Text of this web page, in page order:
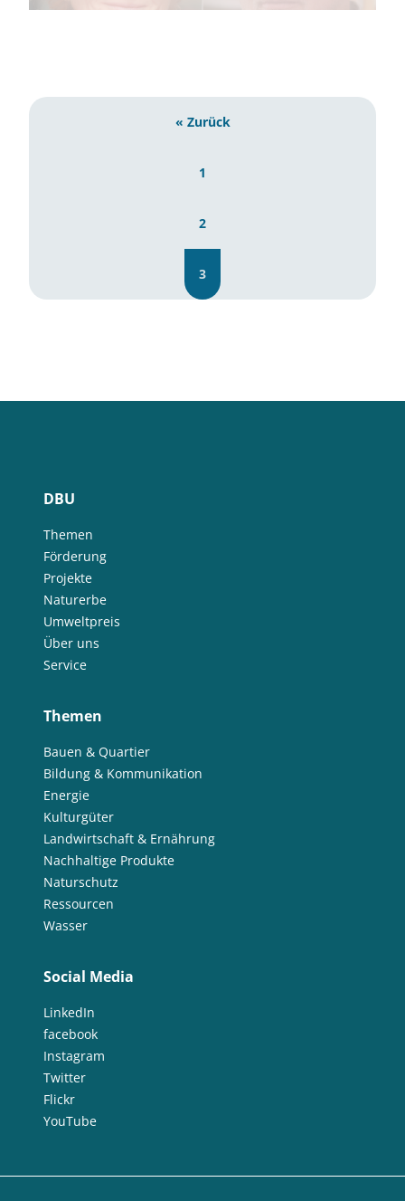
« Zurück
1
2
3
DBU
Themen
Förderung
Projekte
Naturerbe
Umweltpreis
Über uns
Service
Themen
Bauen & Quartier
Bildung & Kommunikation
Energie
Kulturgüter
Landwirtschaft & Ernährung
Nachhaltige Produkte
Naturschutz
Ressourcen
Wasser
Social Media
LinkedIn
facebook
Instagram
Twitter
Flickr
YouTube